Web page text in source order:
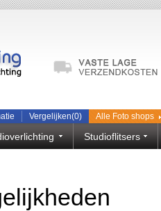
Vergelijken(0) Alle Foto shops
Studioflitsers